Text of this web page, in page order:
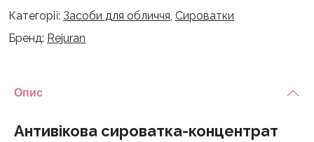
REJURAN
Concentrate
Energy
30
Категорії: Засоби для обличчя Сироватки
Бренд: Rejuran
Опис
Антивікова сироватка-концентрат